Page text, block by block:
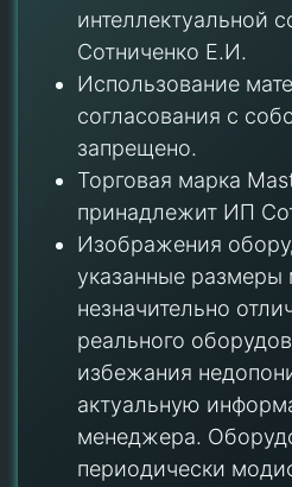
интеллектуальной
Сотниченко Е.И.
Использование
согласования с
запрещено.
Торговая марка
принадлежит ИП
Изображения
указанные размеры
незначительно
реального
избежания
актуальную
менеджера.
периодически